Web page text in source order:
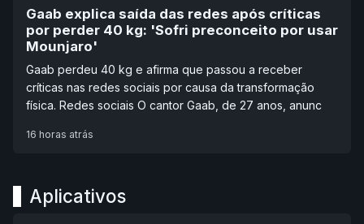
Gaab explica saída das redes após críticas
por perder 40 kg: 'Sofri preconceito por usar
Mounjaro'
Gaab perdeu 40 kg e afirma que passou a receber
críticas nas redes sociais por causa da transformação
física. Redes sociais O cantor Gaab, de 27 anos, anunc
16 horas atrás
Aplicativos